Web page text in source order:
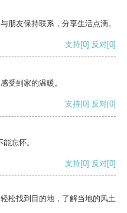
朋友保持联系，分享生活点滴。
支持[0] 反对[0]
受到家的温暖。
支持[0] 反对[0]
忘怀。
支持[0] 反对[0]
松找到目的地，了解当地的风土